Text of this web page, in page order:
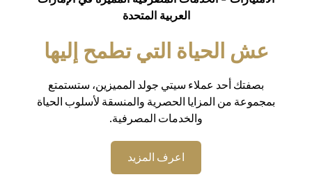
العربية المتحدة
عش الحياة التي تطمح إليها
بصفتك أحد عملاء سيتي جولد المميزين، ستستمتع
بمجموعة من المزايا الحصرية والمنسقة لأسلوب الحياة
والخدمات المصرفية.
اعرف المزيد